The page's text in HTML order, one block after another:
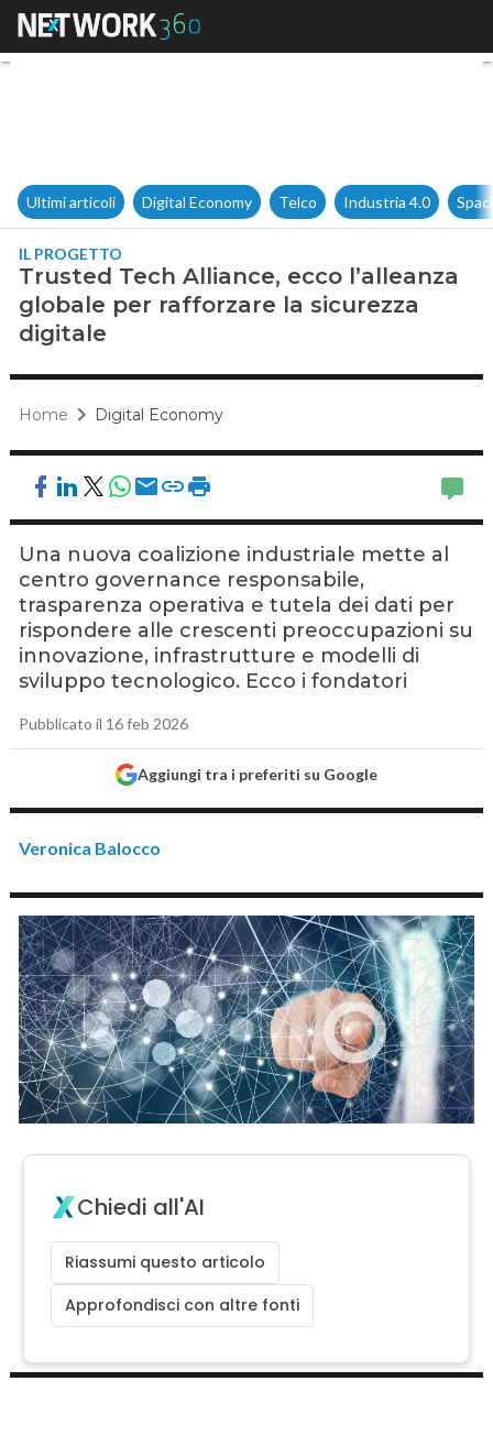
Trusted Tech Alliance, ecco
Ultimi articoli Digital Economy Telco Industria 4.0
IL PROGETTO
Trusted Tech Alliance, ecco l’alleanza
globale per rafforzare la sicurezza
digitale
Home Digital Economy
Una nuova coalizione industriale mette al
centro governance responsabile,
trasparenza operativa e tutela dei dati per
rispondere alle crescenti preoccupazioni su
innovazione, infrastrutture e modelli di
sviluppo tecnologico. Ecco i fondatori
Pubblicato il 16 feb 2026
Aggiungi tra i preferiti su Google
Veronica Balocco
Chiedi all'AI
Riassumi questo articolo
Approfondisci con altre fonti